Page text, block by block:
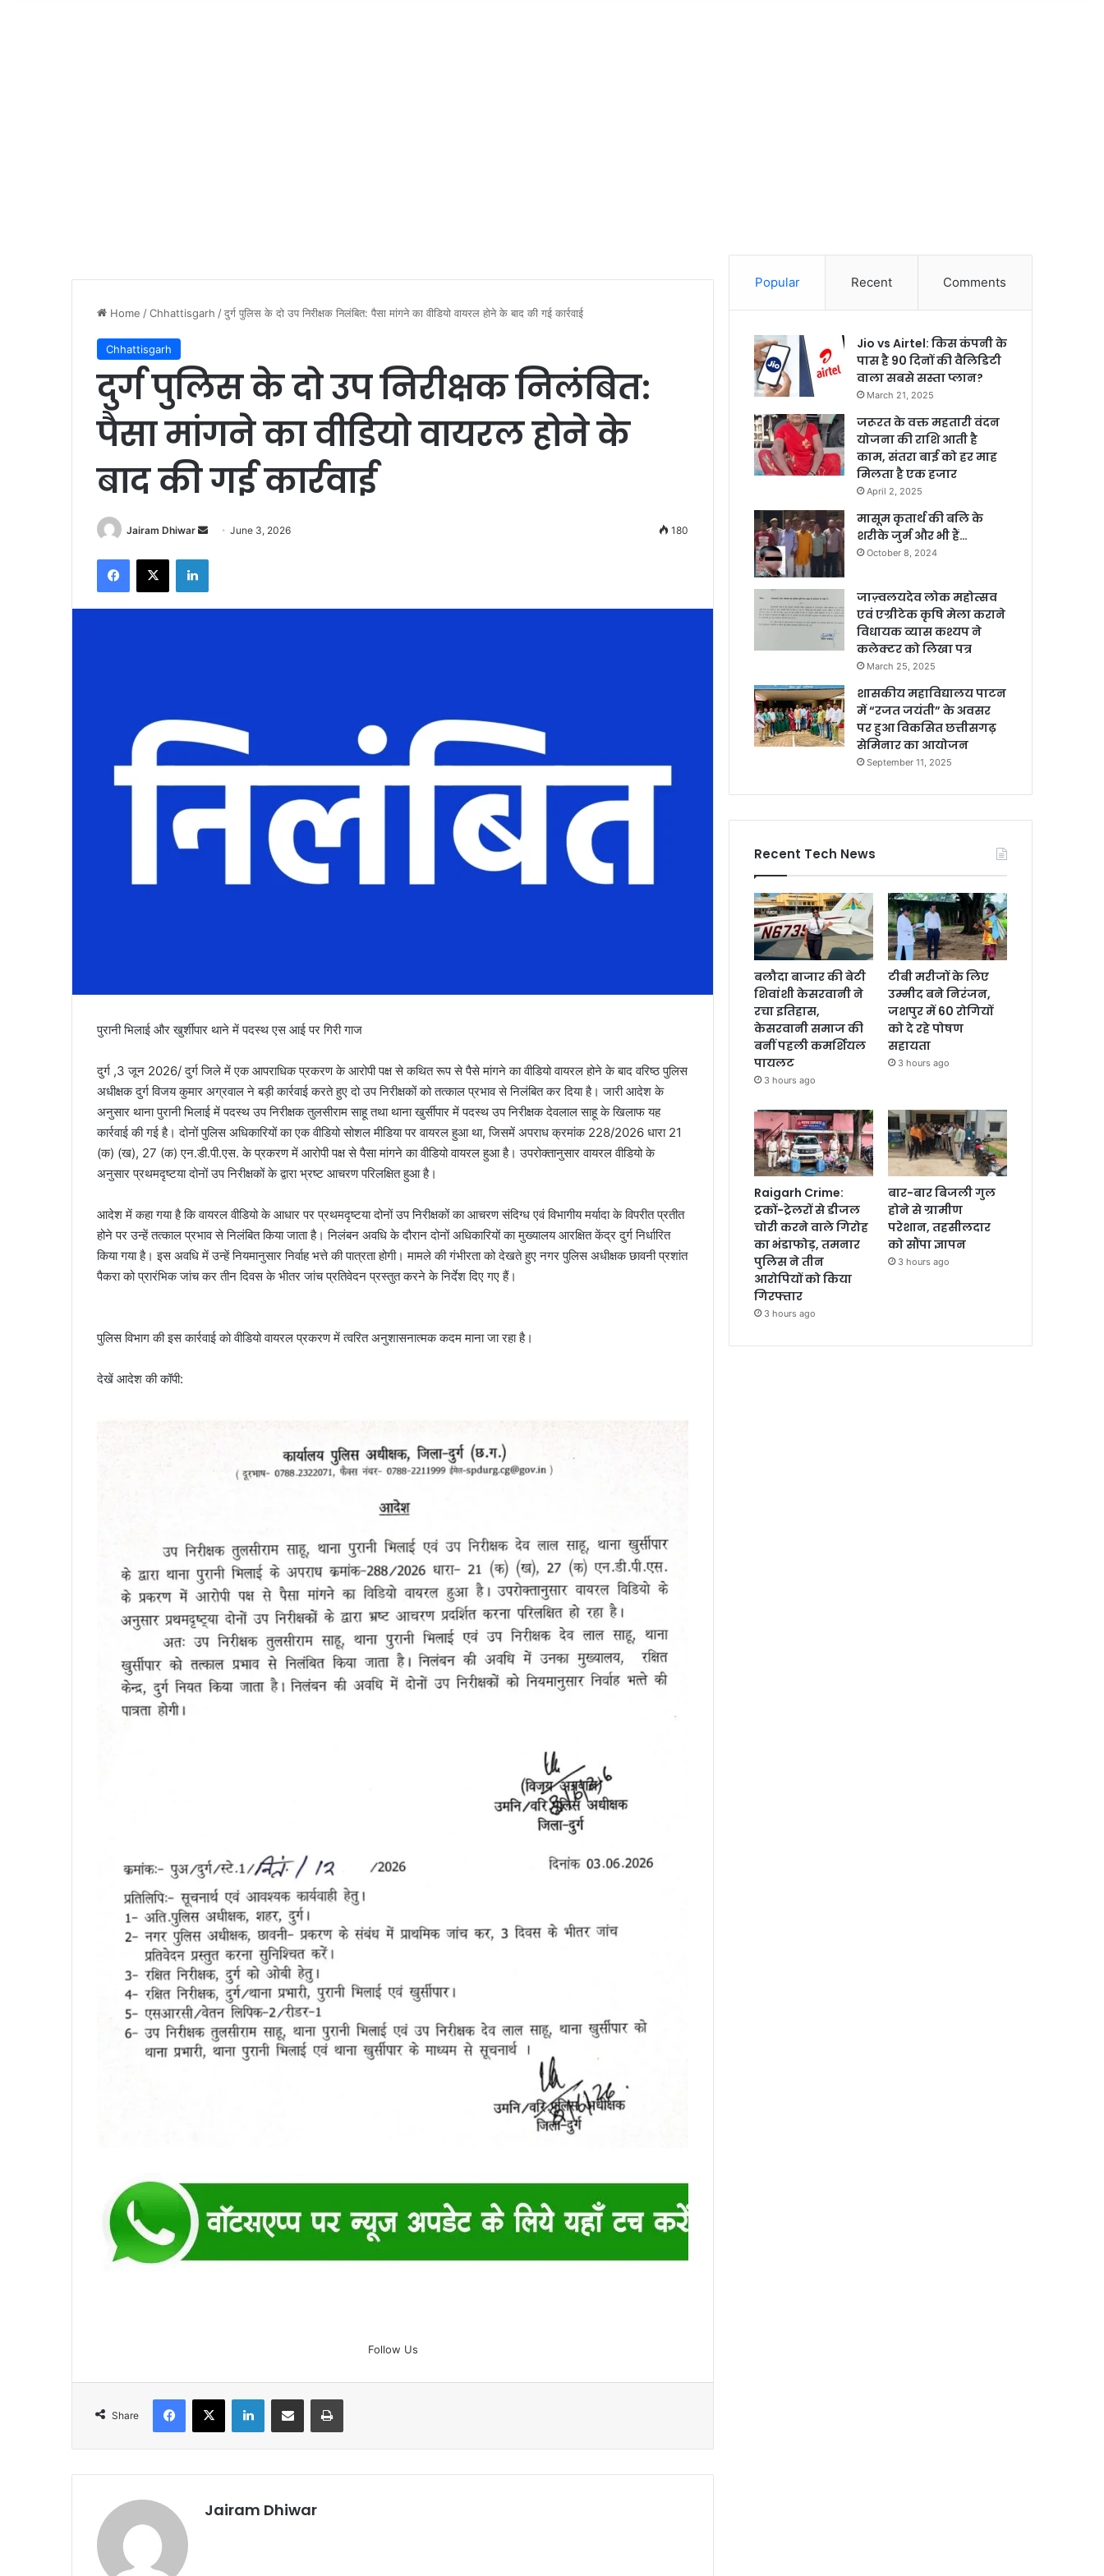
Home /Chhattisgarh /दुर्ग पुलिस के दो उप निरीक्षक निलंबित: पैसा मांगने का वीडियो वायरल होने के बाद की गई कार्रवाई
Chhattisgarh
दुर्ग पुलिस के दो उप निरीक्षक निलंबित:
पैसा मांगने का वीडियो वायरल होने के
बाद की गई कार्रवाई
Jairam Dhiwar
Send June 3, 2026 180
Facebook
X LinkedIn
पुरानी भिलाई और खुर्शीपार थाने में पदस्थ एस आई पर गिरी गाज
दुर्ग ,3 जून 2026/ दुर्ग जिले में एक आपराधिक प्रकरण के आरोपी पक्ष से कथित रूप से पैसे मांगने का वीडियो वायरल होने के बाद वरिष्ठ पुलिस
अधीक्षक दुर्ग विजय कुमार अग्रवाल ने बड़ी कार्रवाई करते हुए दो उप निरीक्षकों को तत्काल प्रभाव से निलंबित कर दिया है। जारी आदेश के
अनुसार थाना पुरानी भिलाई में पदस्थ उप निरीक्षक तुलसीराम साहू तथा थाना खुर्सीपार में पदस्थ उप निरीक्षक देवलाल साहू के खिलाफ यह
कार्रवाई की गई है। दोनों पुलिस अधिकारियों का एक वीडियो सोशल मीडिया पर वायरल हुआ था, जिसमें अपराध क्रमांक 228/2026 धारा 21
(क) (ख), 27 (क) एन.डी.पी.एस. के प्रकरण में आरोपी पक्ष से पैसा मांगने का वीडियो वायरल हुआ है। उपरोक्तानुसार वायरल वीडियो के
अनुसार प्रथमदृष्टया दोनों उप निरीक्षकों के द्वारा भ्रष्ट आचरण परिलक्षित हुआ है।
आदेश में कहा गया है कि वायरल वीडियो के आधार पर प्रथमदृष्टया दोनों उप निरीक्षकों का आचरण संदिग्ध एवं विभागीय मर्यादा के विपरीत प्रतीत
होने पर उन्हें तत्काल प्रभाव से निलंबित किया जाता है। निलंबन अवधि के दौरान दोनों अधिकारियों का मुख्यालय आरक्षित केंद्र दुर्ग निर्धारित
किया गया है। इस अवधि में उन्हें नियमानुसार निर्वाह भत्ते की पात्रता होगी। मामले की गंभीरता को देखते हुए नगर पुलिस अधीक्षक छावनी प्रशांत
पैकरा को प्रारंभिक जांच कर तीन दिवस के भीतर जांच प्रतिवेदन प्रस्तुत करने के निर्देश दिए गए हैं।
पुलिस विभाग की इस कार्रवाई को वीडियो वायरल प्रकरण में त्वरित अनुशासनात्मक कदम माना जा रहा है।
देखें आदेश की कॉपी:
Follow Us
Share
Facebook
X LinkedInShare via Email Print
Jairam Dhiwar
Popular Recent Comments
Jio vs Airtel: किस कंपनी के
पास है 90 दिनों की वैलिडिटी
वाला सबसे सस्ता प्लान?
March 21, 2025
जरूरत के वक्त महतारी वंदन
योजना की राशि आती है
काम, संतरा बाई को हर माह
मिलता है एक हजार
April 2, 2025
मासूम कृतार्थ की बलि के
शरीके जुर्म और भी हैं…
October 8, 2024
जाज़्वलयदेव लोक महोत्सव
एवं एग्रीटेक कृषि मेला कराने
विधायक व्यास कश्यप ने
कलेक्टर को लिखा पत्र
March 25, 2025
शासकीय महाविद्यालय पाटन
में “रजत जयंती” के अवसर
पर हुआ विकसित छत्तीसगढ़
सेमिनार का आयोजन
September 11, 2025
Recent Tech News
बलौदा बाजार की बेटी
शिवांशी केसरवानी ने
रचा इतिहास,
केसरवानी समाज की
बनीं पहली कमर्शियल
पायलट
3 hours ago
टीबी मरीजों के लिए
उम्मीद बने निरंजन,
जशपुर में 60 रोगियों
को दे रहे पोषण
सहायता
3 hours ago
Raigarh Crime:
ट्रकों-ट्रेलरों से डीजल
चोरी करने वाले गिरोह
का भंडाफोड़, तमनार
पुलिस ने तीन
आरोपियों को किया
गिरफ्तार
3 hours ago
बार-बार बिजली गुल
होने से ग्रामीण
परेशान, तहसीलदार
को सौंपा ज्ञापन
3 hours ago